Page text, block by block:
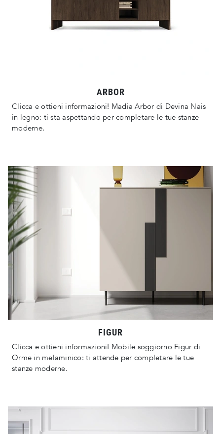
ARBOR
Clicca e ottieni informazioni! Madia Arbor di Devina Nais
in legno: ti sta aspettando per completare le tue stanze
moderne.
FIGUR
Clicca e ottieni informazioni! Mobile soggiorno Figur di
Orme in melaminico: ti attende per completare le tue
stanze moderne.